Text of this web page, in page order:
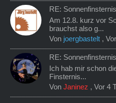
RE: Sonnenfinsternis
Am 12.8. kurz vor
brauchst also g...
Von joergbastelt ,
RE: Sonnenfinsternis
Ich hab mir schon
Finsternis...
VonJaninez ,Vor 4